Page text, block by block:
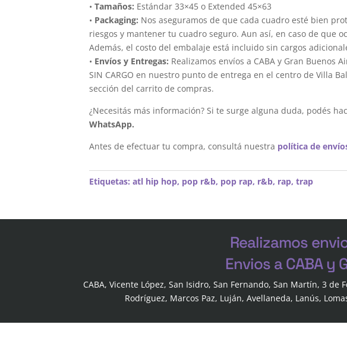
•Tamaños: Estándar 33×45 o Extended 45×63
• Packaging: Nos aseguramos de que cada cuadro esté bien
riesgos y mantener tu cuadro seguro. Aun así, en caso de que
Además, el costo del embalaje está incluido sin cargos
• Envíos y Entregas: Realizamos envíos a CABA y Gran
SIN CARGO en nuestro punto de entrega en el centro de Villa
sección del carrito de compras.
¿Necesitás más información? Si te surge alguna duda, podés
WhatsApp.
Antes de efectuar tu compra, consultá nuestra política de
Etiquetas:atl hip hop, pop r&b, pop rap, r&b, rap,trap
Realizamos
Envios a CABA y
CABA, Vicente López, San Isidro, San Fernando, San Martín, 3
Rodríguez, Marcos Paz, Luján, Avellaneda, Lanús,